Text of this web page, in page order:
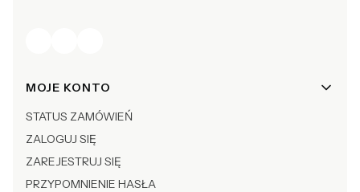
Linki w stopce
MOJE KONTO
STATUS ZAMÓWIEŃ
ZALOGUJ SIĘ
ZAREJESTRUJ SIĘ
PRZYPOMNIENIE HASŁA